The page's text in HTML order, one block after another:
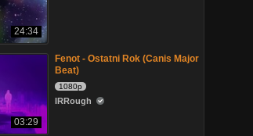
24:34
03:29
Fenot - Ostatni Rok (Canis Major
Beat)
1080p
IRRough